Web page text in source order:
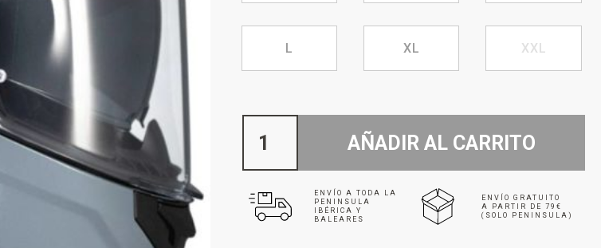
L XL XXL
AÑADIR AL CARRITO
ENVÍO A TODA LA
PENINSULA
IBÉRICA Y
BALEARES
ENVÍO GRATUITO
A PARTIR DE 79€
(SOLO PENINSULA)